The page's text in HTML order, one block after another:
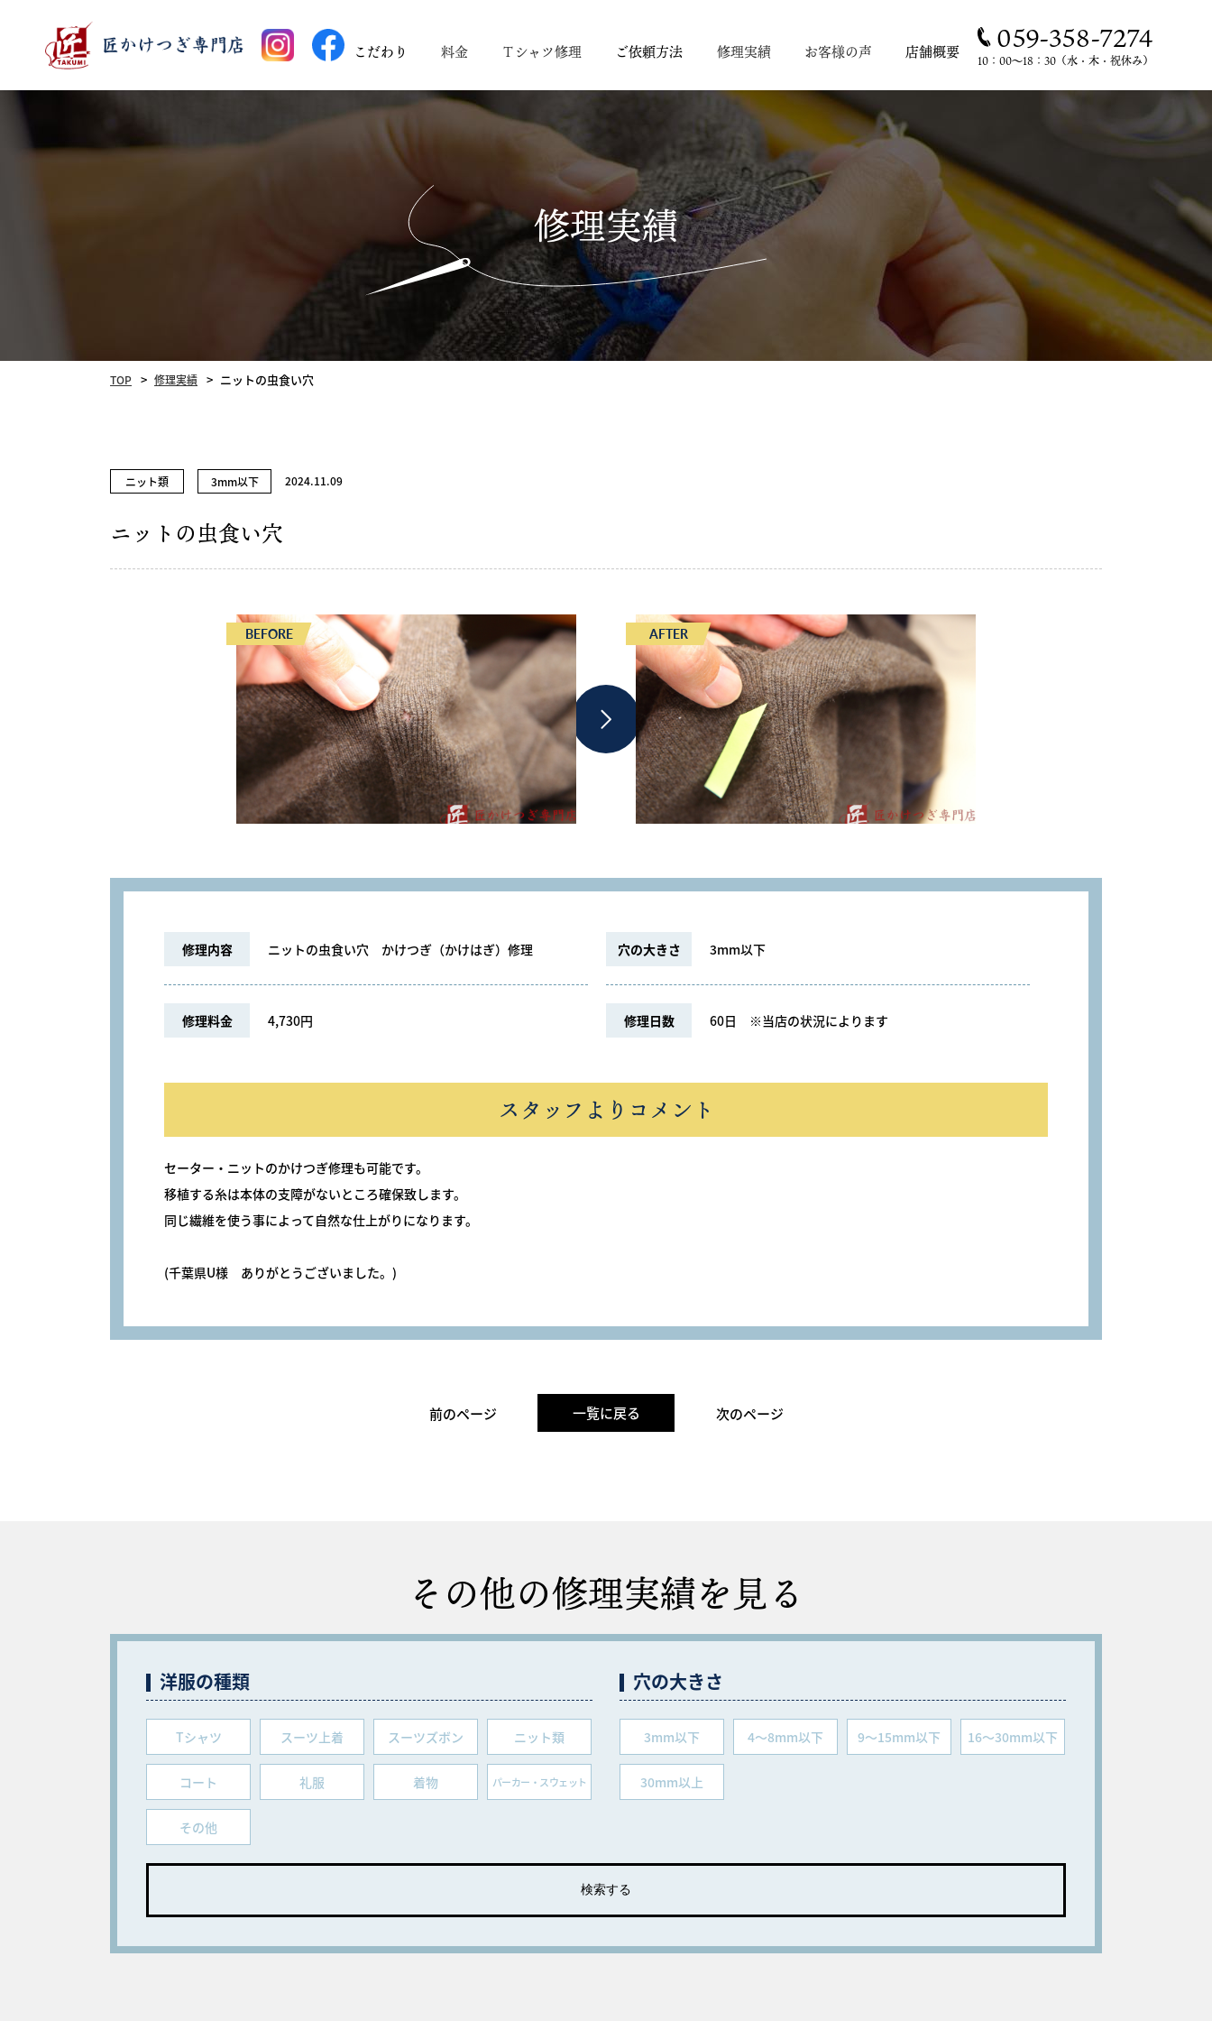
059-358-7274
10：00～18：30（水・木・祝休み）
こだわり 料金 Ｔシャツ修理 ご依頼方法 修理実績 お客様の声 店舗概要
修理実績
TOP 修理実績 ニットの虫食い穴
ニット類 3mm以下 2024.11.09
ニットの虫食い穴
BEFORE AFTER
修理内容 ニットの虫食い穴 かけつぎ（かけはぎ）修理 穴の大きさ 3mm以下
修理料金 4,730円 修理日数 60日 ※当店の状況によります
スタッフよりコメント
セーター・ニットのかけつぎ修理も可能です。
移植する糸は本体の支障がないところ確保致します。
同じ繊維を使う事によって自然な仕上がりになります。
(千葉県U様 ありがとうございました。)
前のページ 一覧に戻る 次のページ
その他の修理実績を見る
洋服の種類
Tシャツ スーツ上着 スーツズボン ニット類
コート 礼服 着物 パーカー・スウェット
その他
穴の大きさ
3mm以下 4～8mm以下 9～15mm以下 16～30mm以下
30mm以上